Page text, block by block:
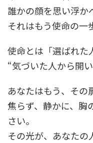
誰かの顔を思い浮か
それはもう使命の一
使命とは「選ばれた
“気づいた人から開
あなたはもう、その
焦らず、静かに、胸
さい。
その光が、あなたの